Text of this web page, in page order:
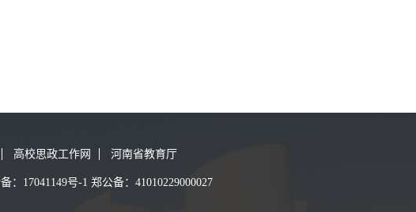
高校思政工作网 河南省教育厅
17041149号-1 郑公备：41010229000027